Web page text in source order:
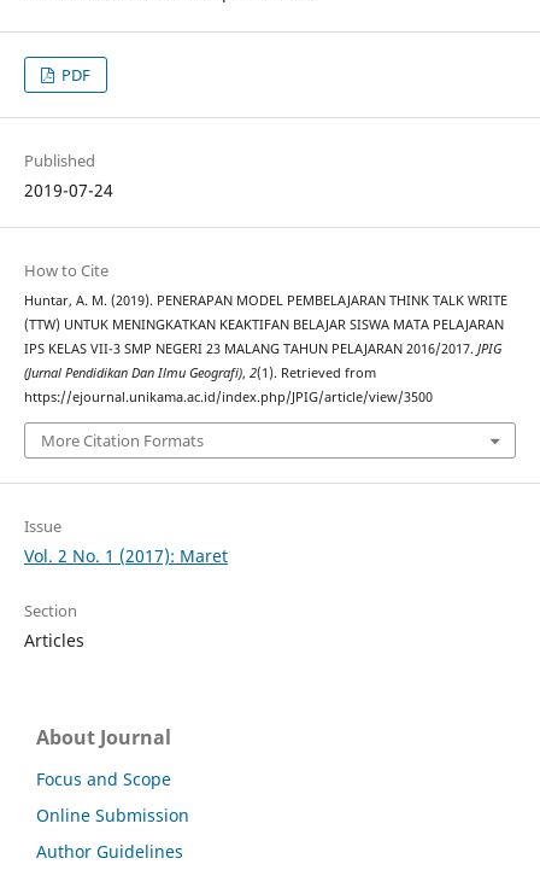
PDF
Published
2019-07-24
How to Cite
Huntar, A. M. (2019). PENERAPAN MODEL PEMBELAJARAN THINK TALK WRITE
(TTW) UNTUK MENINGKATKAN KEAKTIFAN BELAJAR SISWA MATA PELAJARAN
IPS KELAS VII-3 SMP NEGERI 23 MALANG TAHUN PELAJARAN 2016/2017. JPIG
(Jurnal Pendidikan Dan Ilmu Geografi), 2(1). Retrieved from
https://ejournal.unikama.ac.id/index.php/JPIG/article/view/3500
More Citation Formats
Issue
Vol. 2 No. 1 (2017): Maret
Section
Articles
About Journal
Focus and Scope
Online Submission
Author Guidelines